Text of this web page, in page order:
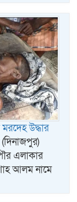
মরদেহ উদ্ধার
এলাকার
আলম নামে